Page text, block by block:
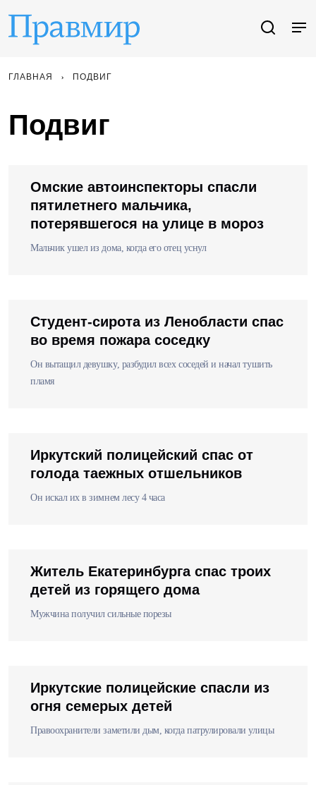
ГЛАВНАЯ ПОДВИГ
Подвиг
Омские автоинспекторы спасли
пятилетнего мальчика,
потерявшегося на улице в мороз
Мальчик ушел из дома, когда его отец уснул
Студент-сирота из Ленобласти спас
во время пожара соседку
Он вытащил девушку, разбудил всех соседей и начал тушить
пламя
Иркутский полицейский спас от
голода таежных отшельников
Он искал их в зимнем лесу 4 часа
Житель Екатеринбурга спас троих
детей из горящего дома
Мужчина получил сильные порезы
Иркутские полицейские спасли из
огня семерых детей
Правоохранители заметили дым, когда патрулировали улицы